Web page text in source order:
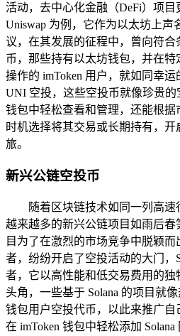
活动，去中心化金融（DeFi）项
Uniswap 为例，它作为以太坊上声
议，在其发展的征程中，曾向符
币，那些持有以太坊钱包，并在
操作的 imToken 用户，就如同幸
UNI 空投，这些空投币就像珍贵的
钱包中轻松查看和管理，还能根
时机选择将其交易或长期持有，
旅。
新兴公链空投币
随着区块链技术如同一列高
越来越多的新兴公链项目如雨后
目为了在激烈的市场竞争中脱颖
者，纷纷开启了空投活动的大门，
者，它以高性能和低交易费用的
头角，一些基于 Solana 的项目就
钱包用户空投代币，以此来推广
在 imToken 钱包中轻松添加